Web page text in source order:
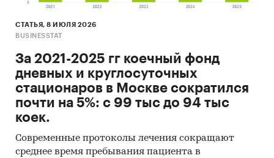
СТАТЬЯ, 8 ИЮЛЯ 2026
BUSINESSTAT
За 2021-2025 гг коечный фонд
дневных и круглосуточных
стационаров в Москве сократился
почти на 5%: с 99 тыс до 94 тыс
коек.
Современные протоколы лечения сокращают
среднее время пребывания пациента в